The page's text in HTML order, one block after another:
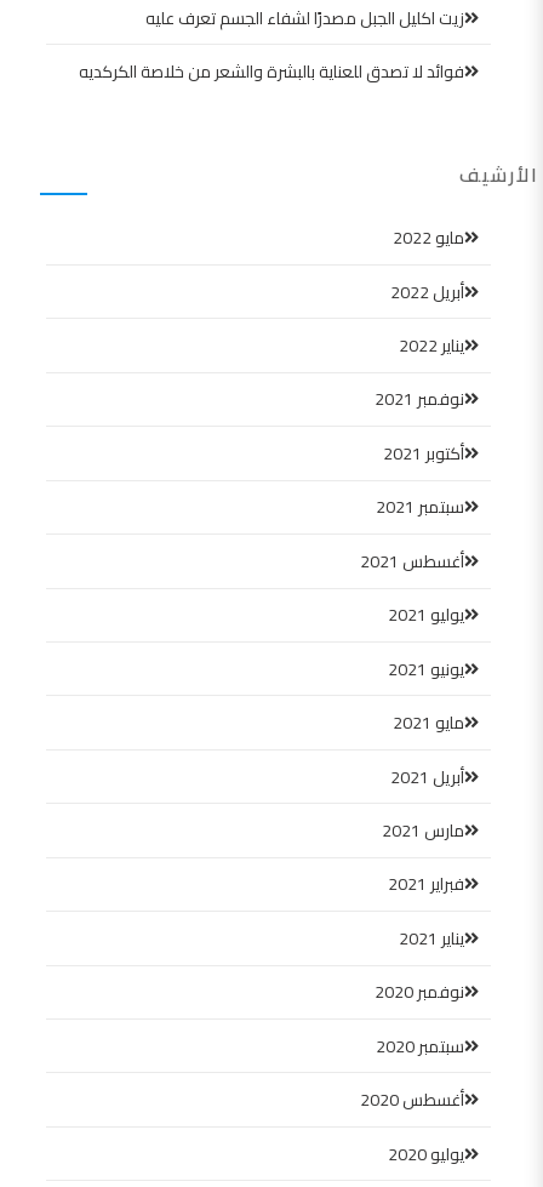
زيت اكليل الجبل مصدرًا لشفاء الجسم تعرف عليه
فوائد لا تصدق للعناية بالبشرة والشعر من خلاصة الكركديه
الأرشيف
مايو 2022
أبريل 2022
يناير 2022
نوفمبر 2021
أكتوبر 2021
سبتمبر 2021
أغسطس 2021
يوليو 2021
يونيو 2021
مايو 2021
أبريل 2021
مارس 2021
فبراير 2021
يناير 2021
نوفمبر 2020
سبتمبر 2020
أغسطس 2020
يوليو 2020